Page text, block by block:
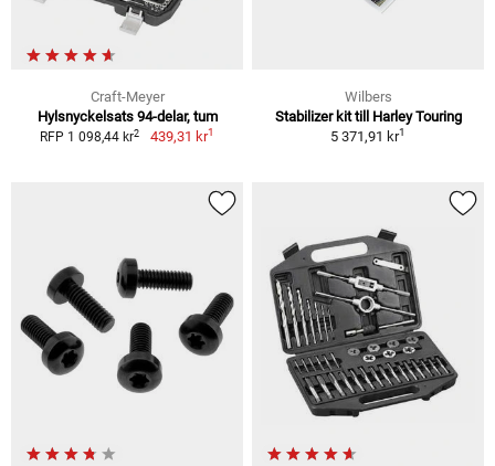
Craft-Meyer
Hylsnyckelsats 94-delar, tum
RFP 1 098,44 kr2 439,31 kr1
Wilbers
Stabilizer kit till Harley Touring
5 371,91 kr1